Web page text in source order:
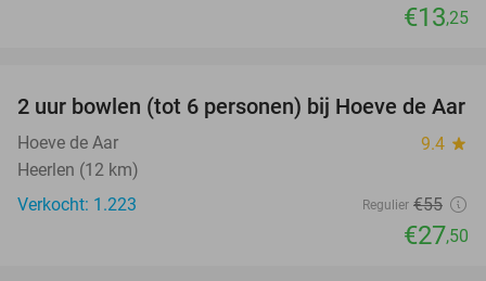
€13,25
50%
2 uur bowlen (tot 6 personen) bij Hoeve de Aar
Hoeve de Aar 9.4 star
Heerlen (12 km)
Verkocht: 1.223
Regulier €55
€27,50